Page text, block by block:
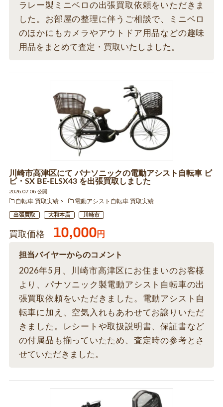
ラレー製ミニベロの出張買取依頼をいただきま
した。お部屋の整理に伴うご相談で、ミニベロ
のほかにもカメラやアウトドア用品などの趣味
用品をまとめて査定・買取いたしました。
川崎市高津区にて パナソニックの電動アシスト自転車 ビ
ビ・SX BE-ELSX43 を出張買取しました
2026.07.06 公開
自転車 買取実績
電動アシスト自転車 買取実績
出張買取 大和本店 川崎市
買取価格 10,000円
担当バイヤーからのコメント
2026年5月、川崎市高津区にお住まいのお客様
より、パナソニック製電動アシスト自転車の出
張買取依頼をいただきました。電動アシスト自
転車に加え、空気入れもあわせてお譲りいただ
きました。レシートや取扱説明書、保証書など
の付属品も揃っていたため、査定時の参考とさ
せていただきました。